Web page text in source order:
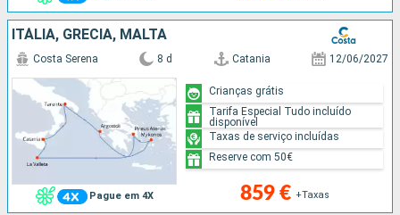
ITÁLIA, GRÉCIA, MALTA
Pague em 4X
Costa Serena 8 d Catania 12/06/2027
859 € +Taxas
Crianças grátis
Tarifa Especial Tudo incluído
disponível
Taxas de serviço incluídas
Reserve com 50€